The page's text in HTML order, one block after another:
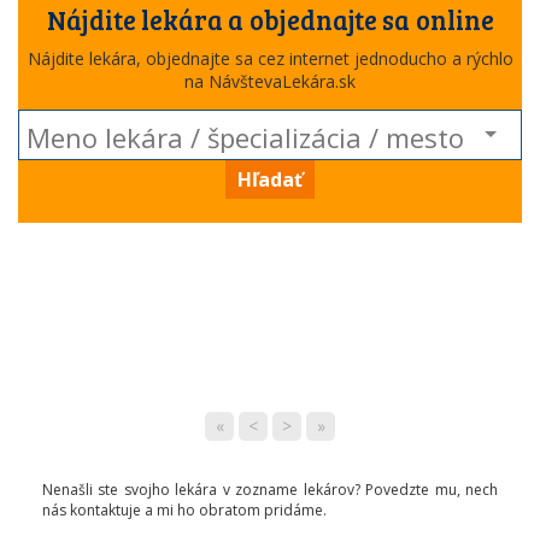
Nájdite lekára a objednajte sa online
Nájdite lekára, objednajte sa cez internet jednoducho a rýchlo
na NávštevaLekára.sk
Hľadať
« < > »
Nenašli ste svojho lekára v zozname lekárov? Povedzte mu, nech
nás kontaktuje a mi ho obratom pridáme.